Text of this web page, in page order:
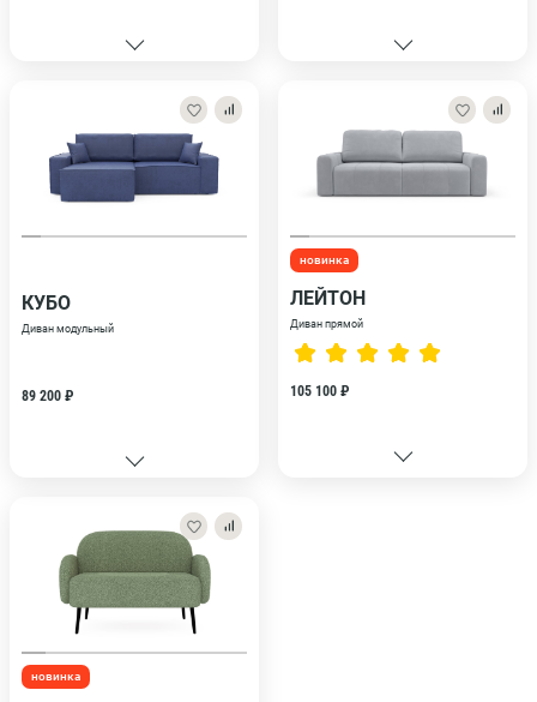
КУБО
Диван модульный
89 200 ₽
новинка
ЛЕЙТОН
Диван прямой
105 100 ₽
новинка